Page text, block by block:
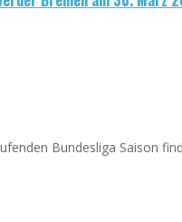
Bundesliga Saison